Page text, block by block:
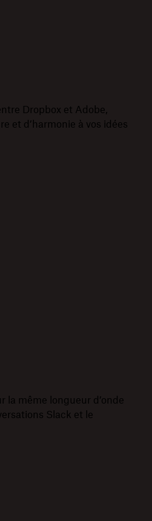
Dropbox et Adobe,
et d’harmonie à vos idées
la même longueur d’onde
Slack et le